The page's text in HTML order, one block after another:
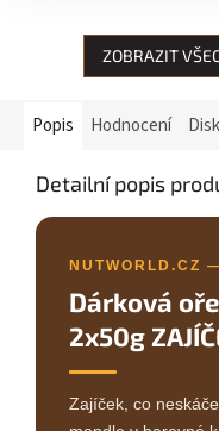
ZOBRAZIT
Popis Hodnocení
Detailní popis
NUTWORLD.CZ
Dárková
2x50g
Zajíček, co